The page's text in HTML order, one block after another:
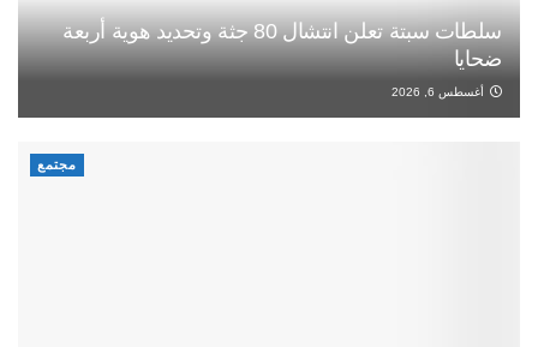
سلطات سبتة تعلن انتشال 80 جثة وتحديد هوية أربعة
ضحايا
أغسطس 6, 2026
مجتمع